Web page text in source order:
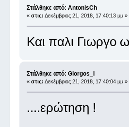
Στάλθηκε από: AntonisCh
« στις: Δεκέμβριος 21, 2018, 17:40:13 μμ »
Και παλι Γιωργο
Στάλθηκε από: Giorgos_I
« στις: Δεκέμβριος 21, 2018, 17:40:04 μμ »
....ερώτηση !